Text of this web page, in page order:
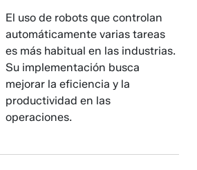
El uso de robots que controlan
automáticamente varias tareas
es más habitual en las industrias.
Su implementación busca
mejorar la eficiencia y la
productividad en las
operaciones.